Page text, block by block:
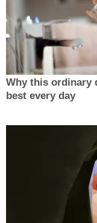
Why this ordinary
best every day